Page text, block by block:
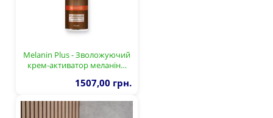
Melanin Plus - Зволожуючий
крем-активатор меланін…
1507,00 грн.